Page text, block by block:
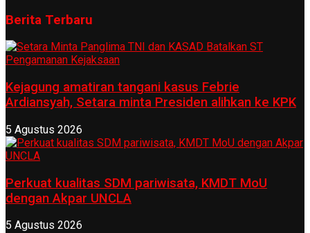
Berita Terbaru
Kejagung amatiran tangani kasus Febrie
Ardiansyah, Setara minta Presiden alihkan ke KPK
5 Agustus 2026
Perkuat kualitas SDM pariwisata, KMDT MoU
dengan Akpar UNCLA
5 Agustus 2026